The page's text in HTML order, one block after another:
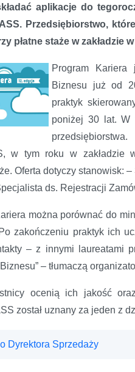
Kariera
aplikacje do
Przedsiębiorstwo,
płatne staże w zakładzie
Program Kariera
Biznesu już od
praktyk
poniżej 30 lat. W
przedsiębiorstwa.
w tym roku w zakładzie
Oferta dotyczy stanowisk:
ds. Rejestracji
można porównać do
zakończeniu praktyk ich
– z innymi laureatami
– tłumaczą
ocenią ich jakość
został uznany za jeden z
Dyrektora Sprzedaży